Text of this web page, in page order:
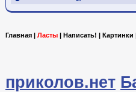
Главная | Ласты | Написать! | Картинки
приколов.нет